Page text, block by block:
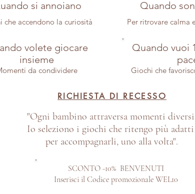
si annoiano
che accendono la curiosità
volete giocare
insieme
da condividere
Quando
Per ritrovare calma
Quando vuoi
Giochi che
RICHIESTA DI RECESSO
"Ogni bambino attraversa momenti
Io seleziono i giochi che ritengo più adatti
per accompagnarli, uno alla volta".
SCONTO -10% BENVENUTI
Inserisci il Codice promozionale WEL10